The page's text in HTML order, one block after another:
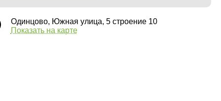
Одинцово, Южная улица, 5 строение 10
Показать на карте